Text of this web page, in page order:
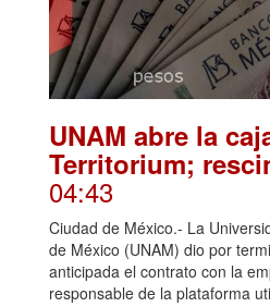
UNAM abre la
Territorium;
04:43
Ciudad de México.- La
de México (UNAM) dio por
anticipada el contrato con la
responsable de la plataforma